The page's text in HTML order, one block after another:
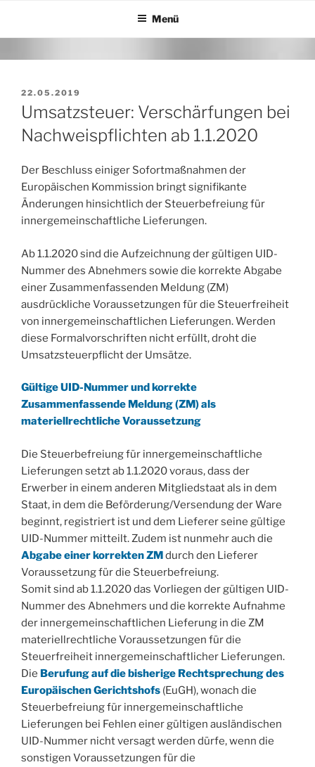
springen
Menü
VERÖFFENTLICHT
AM
22.05.2019
Umsatzsteuer: Verschärfungen bei
Nachweispflichten ab 1.1.2020
Der Beschluss einiger Sofortmaßnahmen der
Europäischen Kommission bringt signifikante
Änderungen hinsichtlich der Steuerbefreiung für
innergemeinschaftliche Lieferungen.
Ab 1.1.2020 sind die Aufzeichnung der gültigen UID-
Nummer des Abnehmers sowie die korrekte Abgabe
einer Zusammenfassenden Meldung (ZM)
ausdrückliche Voraussetzungen für die Steuerfreiheit
von innergemeinschaftlichen Lieferungen. Werden
diese Formalvorschriften nicht erfüllt, droht die
Umsatzsteuerpflicht der Umsätze.
Gültige UID-Nummer und korrekte
Zusammenfassende Meldung (ZM) als
materiellrechtliche Voraussetzung
Die Steuerbefreiung für innergemeinschaftliche
Lieferungen setzt ab 1.1.2020 voraus, dass der
Erwerber in einem anderen Mitgliedstaat als in dem
Staat, in dem die Beförderung/Versendung der Ware
beginnt, registriert ist und dem Lieferer seine gültige
UID-Nummer mitteilt. Zudem ist nunmehr auch die
Abgabe einer korrekten ZMdurch den Lieferer
Voraussetzung für die Steuerbefreiung.
Somit sind ab 1.1.2020 das Vorliegen der gültigen UID-
Nummer des Abnehmers und die korrekte Aufnahme
der innergemeinschaftlichen Lieferung in die ZM
materiellrechtliche Voraussetzungen für die
Steuerfreiheit innergemeinschaftlicher Lieferungen.
Die Berufung auf die bisherige Rechtsprechung des
Europäischen Gerichtshofs (EuGH), wonach die
Steuerbefreiung für innergemeinschaftliche
Lieferungen bei Fehlen einer gültigen ausländischen
UID-Nummer nicht versagt werden dürfe, wenn die
sonstigen Voraussetzungen für die